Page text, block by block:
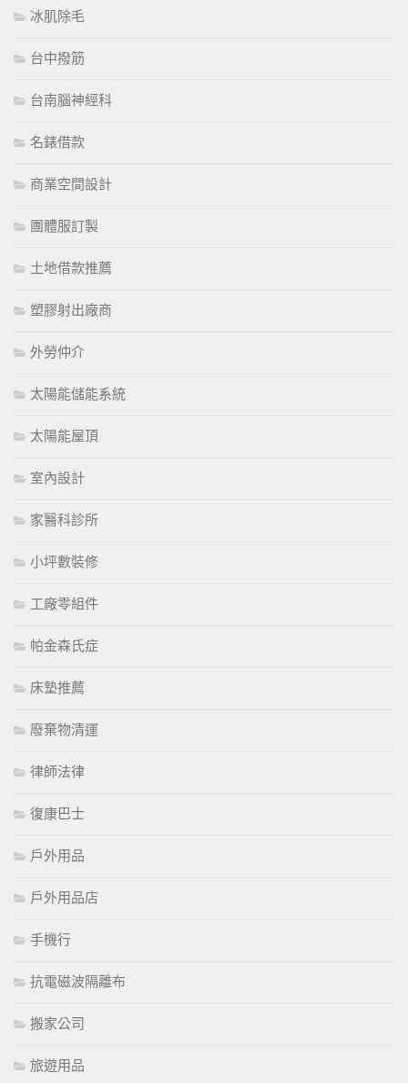
冰肌除毛
台中撥筋
台南腦神經科
名錶借款
商業空間設計
團體服訂製
土地借款推薦
塑膠射出廠商
外勞仲介
太陽能儲能系統
太陽能屋頂
室內設計
家醫科診所
小坪數裝修
工廠零組件
帕金森氏症
床墊推薦
廢棄物清運
律師法律
復康巴士
戶外用品
戶外用品店
手機行
抗電磁波隔離布
搬家公司
旅遊用品